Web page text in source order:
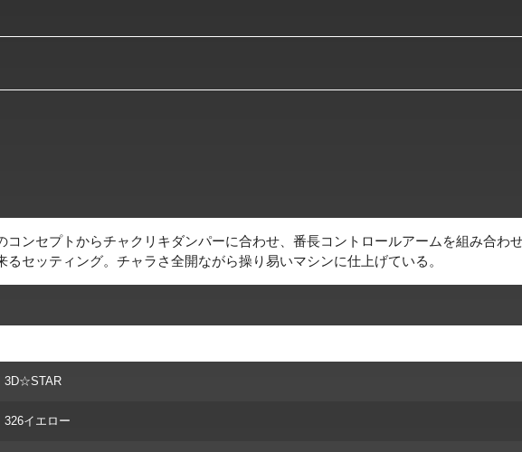
コンセプトからチャクリキダンパーに合わせ、番長コントロールアームを組み合わ
セッティング。チャラさ全開ながら操り易いマシンに仕上げている。
3D☆STAR
326イエロー